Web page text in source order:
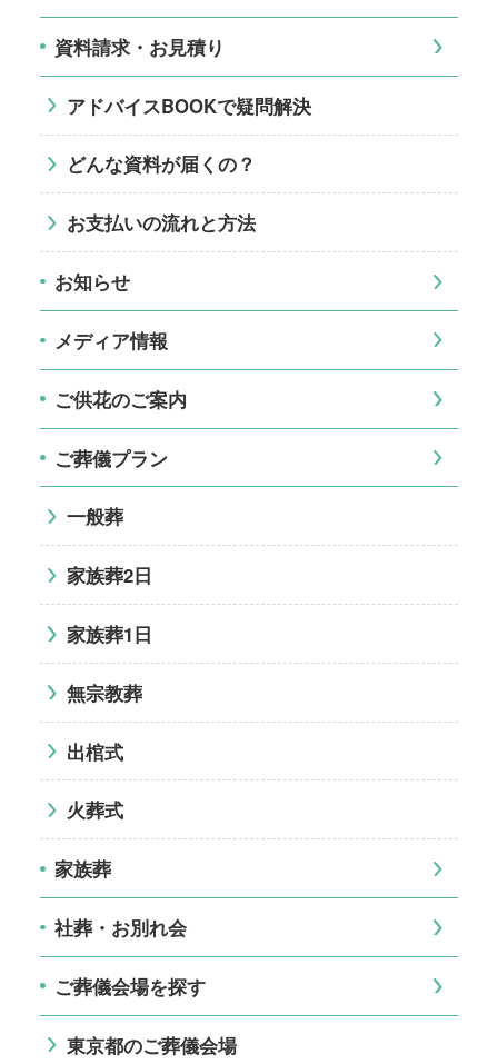
資料請求・お見積り
アドバイスBOOKで疑問解決
どんな資料が届くの？
お支払いの流れと方法
お知らせ
メディア情報
ご供花のご案内
ご葬儀プラン
一般葬
家族葬2日
家族葬1日
無宗教葬
出棺式
火葬式
家族葬
社葬・お別れ会
ご葬儀会場を探す
東京都のご葬儀会場